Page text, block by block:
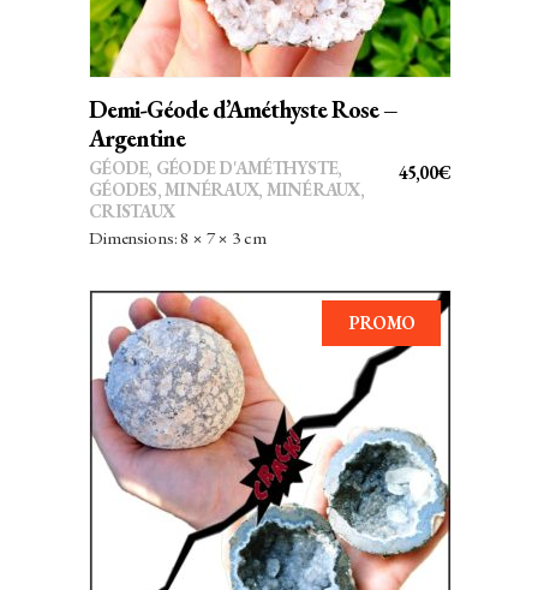
Demi-Géode d’Améthyste Rose –
Argentine
45,00€
GÉODE, GÉODE D'AMÉTHYSTE,
GÉODES,MINÉRAUX, MINÉRAUX,
CRISTAUX
Dimensions: 8 × 7 × 3 cm
PROMO
CHOIX DES OPTIONS
Ce
produit
a
plusieurs
variations.